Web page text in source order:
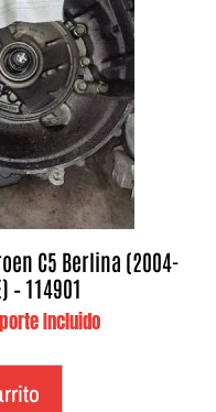
C5 Berlina (2004-
– 114901
Incluido